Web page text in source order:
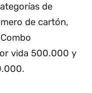
de
de cartón,
vida 500.000 y